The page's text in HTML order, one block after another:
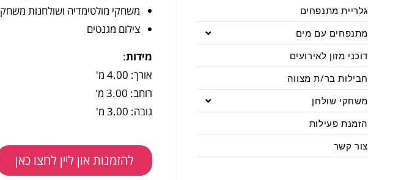
משחקי מולטימדיה ושולחנות משחק
צילום מגנטים
מידות:
אורך: 4.00 מ'
רוחב: 3.00 מ'
גובה: 3.00 מ'
להזמנות און ליין לחצו כאן
גלריית מתנפחים
מתנפחים עם מים
דוכני מזון לאירועים
חבילות בר/ת מצווה
משחקי שולחן
הזמנת פעילות
צור קשר